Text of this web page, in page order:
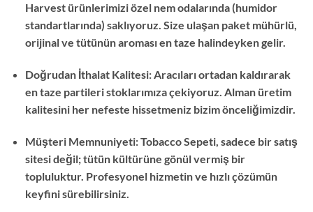
Harvest ürünlerimizi özel nem odalarında (humidor
standartlarında) saklıyoruz. Size ulaşan paket mühürlü,
orijinal ve tütünün aroması en taze halindeyken gelir.
Doğrudan İthalat Kalitesi: Aracıları ortadan kaldırarak
en taze partileri stoklarımıza çekiyoruz. Alman üretim
kalitesini her nefeste hissetmeniz bizim önceliğimizdir.
Müşteri Memnuniyeti: Tobacco Sepeti, sadece bir satış
sitesi değil; tütün kültürüne gönül vermiş bir
topluluktur. Profesyonel hizmetin ve hızlı çözümün
keyfini sürebilirsiniz.